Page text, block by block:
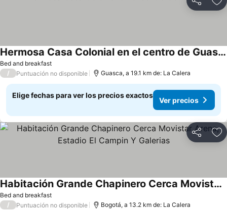
Compartir
Bed and breakfast
Hermosa Casa Colonial en el centro de Guasca
Ver precios
/ Puntuación no disponible Guasca, a 19.1 km de: La Calera
Elige fechas para ver los precios exactos
Ver precios
Compartir
Bed and breakfast
Habitación Grande Chapinero Cerca Movistar Arena, Estadio El Campin Y Galerias
Ver precios
/ Puntuación no disponible Bogotá, a 13.2 km de: La Calera